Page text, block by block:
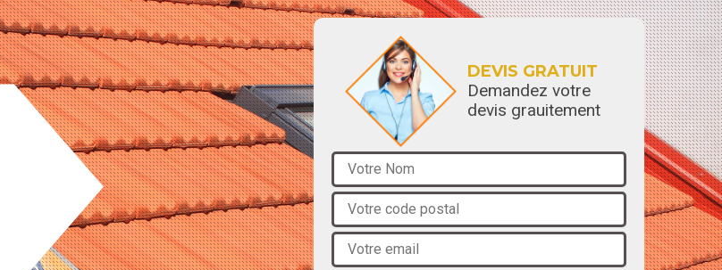
DEVIS GRATUIT
Demandez votre
devis grauitement